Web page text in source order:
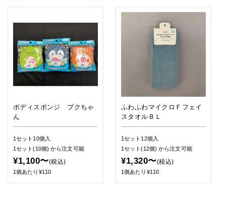
ボディスポンジ プクちゃ
ん
1セット10個入
1セット(10個)から注文可能
¥1,100〜(税込)
1個あたり¥110
ふわふわマイクロＦフェイ
スタオルＢＬ
1セット12個入
1セット(12個)から注文可能
¥1,320〜(税込)
1個あたり¥110